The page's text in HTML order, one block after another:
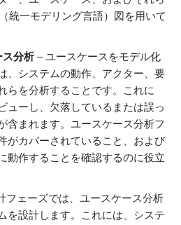
統一モデリング言語）図を用いて
ス分析– ユースケースをモデル化
、システムの動作、アクター、要
らを分析することです。これに
ューし、欠落しているまたは誤っ
含まれます。ユースケース分析フ
がカバーされていること、および
動作することを確認するのに役立
フェーズでは、ユースケース分析
を設計します。これには、システ